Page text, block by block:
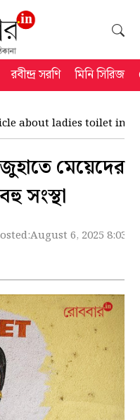
রবীন্দ্র সরণি মিনি সিরিজ
about ladies toilet in
মেয়েদের
সংস্থা
August 6, 2025 8:03